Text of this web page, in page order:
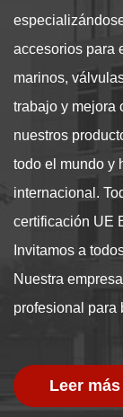
accesorios para
marinos,
trabajo y mejora
nuestros
todo el mundo y
internacional.
certificación UE
Invitamos a
Nuestra
profesional para
Leer más